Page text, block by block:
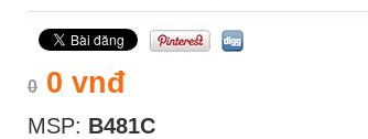
0 0 vnđ
MSP: B481C